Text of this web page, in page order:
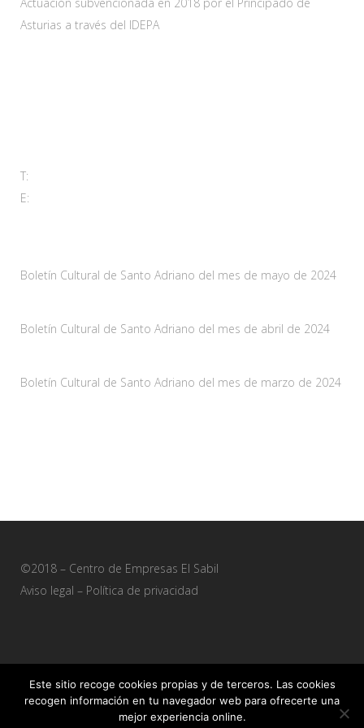
Asturias a través del IDEPA
T:
E:
Boletín Cultural de Santo Adriano del mes de mayo de 2024
Boletín Cultural de Santo Adriano del mes de abril de 2024
Boletín Cultural de Santo Adriano del mes de marzo de 2024
©2018 – Centro de Empresas El Sabil
Aviso legal – Política de privacidad
Sitio web desarrollado por +QueGusto S.C.
Este sitio recoge cookies propias y de terceros. Las cookies
recogen información en tu navegador web para ofrecerte una
mejor experiencia online.